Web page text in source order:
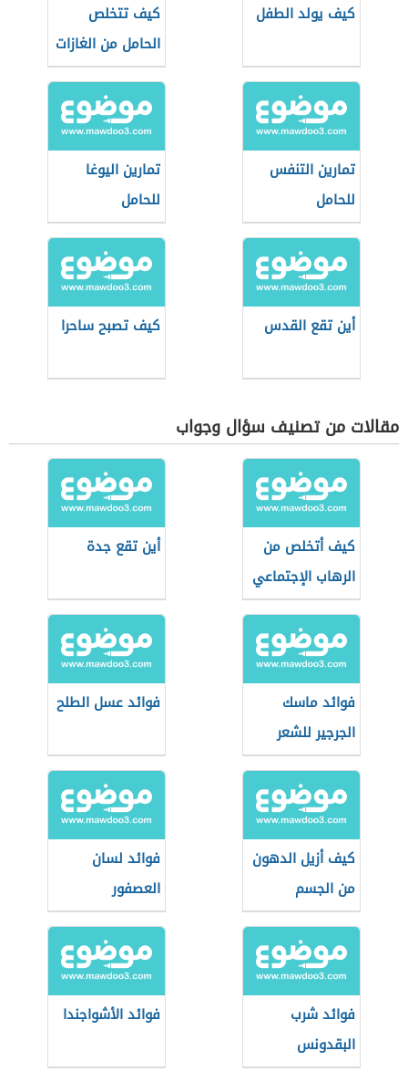
كيف يولد الطفل
كيف تتخلص
الحامل من الغازات
تمارين التنفس
للحامل
تمارين اليوغا
للحامل
أين تقع القدس كيف تصبح ساحرا
مقالات من تصنيف سؤال وجواب
كيف أتخلص من
الرهاب الإجتماعي
أين تقع جدة
فوائد ماسك
الجرجير للشعر
فوائد عسل الطلح
كيف أزيل الدهون
من الجسم
فوائد لسان
العصفور
فوائد شرب
البقدونس
فوائد الأشواجندا